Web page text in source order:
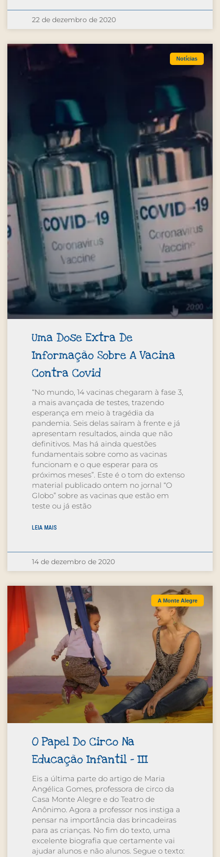
22 de dezembro de 2020
Notícias
Uma Dose Extra De
Informação Sobre A Vacina
Contra Covid
“No mundo, 14 vacinas chegaram à fase 3,
a mais avançada de testes, trazendo
esperança em meio à tragédia da
pandemia. Seis delas saíram à frente e já
apresentam resultados, ainda que não
definitivos. Mas há ainda questões
fundamentais sobre como as vacinas
funcionam e o que esperar para os
próximos meses”. Este é o tom do extenso
material publicado ontem no jornal “O
Globo” sobre as vacinas que estão em
teste ou já estão
LEIA MAIS
14 de dezembro de 2020
A Monte Alegre
O Papel Do Circo Na
Educação Infantil – III
Eis a última parte do artigo de Maria
Angélica Gomes, professora de circo da
Casa Monte Alegre e do Teatro de
Anônimo. Agora a professor nos instiga a
pensar na importância das brincadeiras
para as crianças. No fim do texto, uma
excelente biografia que certamente vai
ajudar alunos e não alunos. Segue o texto: